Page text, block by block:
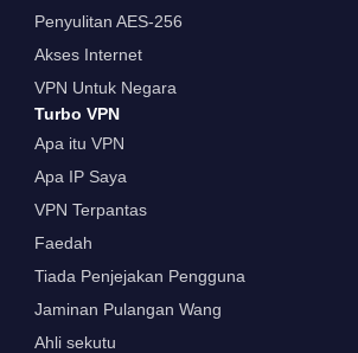
Penyulitan AES-256
Akses Internet
VPN Untuk Negara
Turbo VPN
Apa itu VPN
Apa IP Saya
VPN Terpantas
Faedah
Tiada Penjejakan Pengguna
Jaminan Pulangan Wang
Ahli sekutu